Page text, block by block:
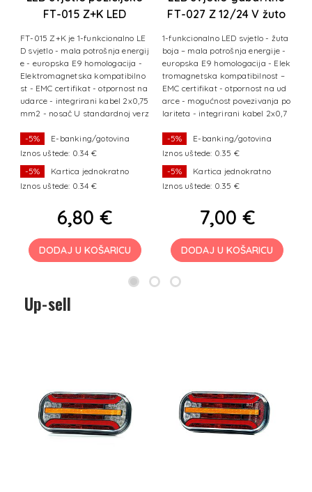
FT-015 Z+K LED
nosač+kabel
FT-015 Z+K je 1-funkcionalno LE
D svjetlo - mala potrošnja energij
e - europska E9 homologacija -
Elektromagnetska kompatibilno
st - EMC certifikat - otpornost na
udarce - integrirani kabel 2x0,75
mm2 - nosač U standardnoj verz
-5%
E-banking/gotovina
Iznos uštede: 0.34 €
-5%
Kartica jednokratno
Iznos uštede: 0.34 €
6,80 €
DODAJ U KOŠARICU
FT-027 Z 12/24 V žuto
1-funkcionalno LED svjetlo - žuta
boja – mala potrošnja energije -
europska E9 homologacija - Elek
tromagnetska kompatibilnost –
EMC certifikat - otpornost na ud
arce - mogućnost povezivanja po
lariteta - integrirani kabel 2x0,7
-5%
E-banking/gotovina
Iznos uštede: 0.35 €
-5%
Kartica jednokratno
Iznos uštede: 0.35 €
7,00 €
DODAJ U KOŠARICU
Up-sell